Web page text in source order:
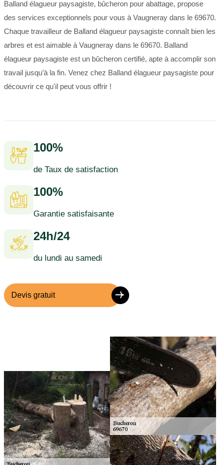
Balland élagueur paysagiste, bûcheron pour abattage, propose
des services exceptionnels pour vous à Vaugneray dans le 69670.
Chaque travailleur de Balland élagueur paysagiste connaît bien les
arbres et est aimable à Vaugneray dans le 69670. Balland
élagueur paysagiste est un bûcheron certifié, apte à accomplir son
travail jusqu’à la fin. Venez chez Balland élagueur paysagiste pour
découvrir ce qu'il peut vous offrir !
100%
de Taux de satisfaction
100%
Garantie satisfaisante
24h/24
du lundi au samedi
Devis gratuit